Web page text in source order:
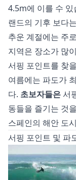
4.5m에 이를 수
랜드의 기후 보다
추운 계절에는 주
지역은 장소가 많
서핑 포인트를 찾
여름에는 파도가
다. 초보자들은서
동들을 즐기는 것
스페인의 해안 도
서핑 포인트 및 파